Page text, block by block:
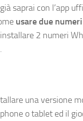
saprai con l’app
usare due
2 numeri
una versione
o tablet ed il